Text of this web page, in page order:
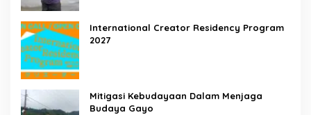
International Creator Residency Program
2027
Mitigasi Kebudayaan Dalam Menjaga
Budaya Gayo